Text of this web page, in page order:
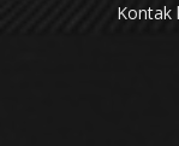
Kontak